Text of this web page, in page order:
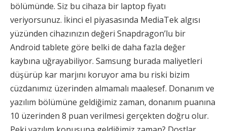
bölümünde. Siz bu cihaza bir laptop fiyatı
veriyorsunuz. İkinci el piyasasında MediaTek algısı
yüzünden cihazınızın değeri Snapdragon’lu bir
Android tablete göre belki de daha fazla değer
kaybına uğrayabiliyor. Samsung burada maliyetleri
düşürüp kar marjını koruyor ama bu riski bizim
cüzdanımız üzerinden almamalı maalesef. Donanım ve
yazılım bölümüne geldiğimiz zaman, donanım puanına
10 üzerinden 8 puan verilmesi gerçekten doğru olur.